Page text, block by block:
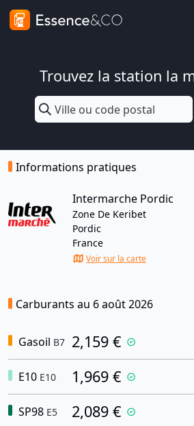
Trouvez la station la
Informations pratiques
Intermarche Pordic
Zone De Keribet
Pordic
France
Voir sur la carte
Carburants au 6 août 2026
Gasoil B7 2,159 €
E10 E10 1,969 €
SP98 E5 2,089 €